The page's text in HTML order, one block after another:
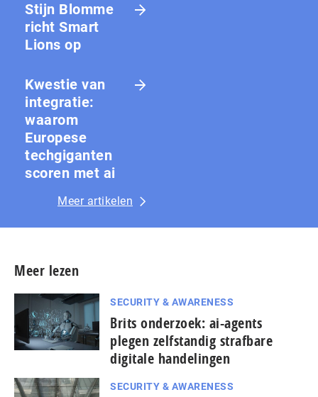
Stijn Blomme
richt Smart
Lions op
Kwestie van
integratie:
waarom
Europese
techgiganten
scoren met ai
Meer artikelen
Meer lezen
SECURITY & AWARENESS
Brits onderzoek: ai-agents
plegen zelfstandig strafbare
digitale handelingen
SECURITY & AWARENESS